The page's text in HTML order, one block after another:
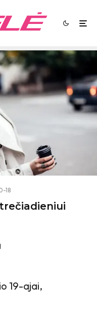
18
19-ajai,